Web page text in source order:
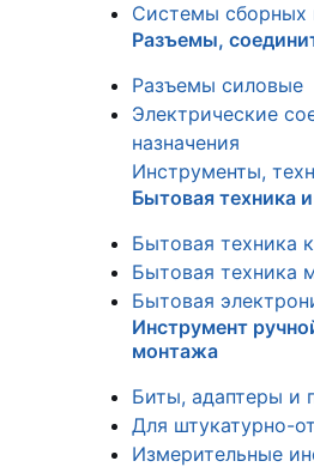
Системы сборных
Разъемы,
Разъемы силовые
Электрические
назначения
Инструменты,
Бытовая техника
Бытовая техника
Бытовая техника
Бытовая
Инструмент
монтажа
Биты, адаптеры и
Для штукатурно-
Измерительные